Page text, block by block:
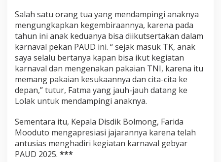
Salah satu orang tua yang mendampingi anaknya
mengungkapkan kegembiraannya, karena pada
tahun ini anak keduanya bisa diikutsertakan dalam
karnaval pekan PAUD ini. “ sejak masuk TK, anak
saya selalu bertanya kapan bisa ikut kegiatan
karnaval dan mengenakan pakaian TNI, karena itu
memang pakaian kesukaannya dan cita-cita ke
depan,” tutur, Fatma yang jauh-jauh datang ke
Lolak untuk mendampingi anaknya.
Sementara itu, Kepala Disdik Bolmong, Farida
Mooduto mengapresiasi jajarannya karena telah
antusias menghadiri kegiatan karnaval gebyar
PAUD 2025. ***